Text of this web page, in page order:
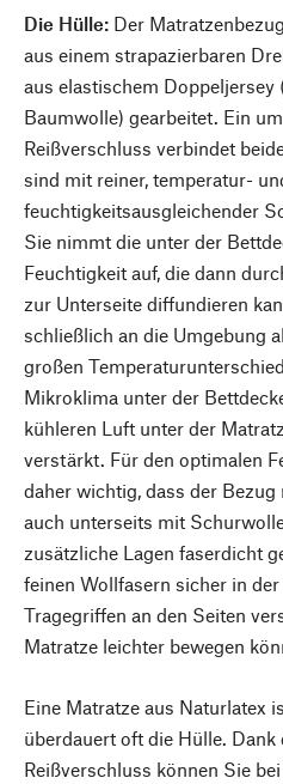
Die Hülle: Der
aus einem strapazierbaren
aus elastischem Doppeljersey
Baumwolle) gearbeitet. Ein
Reißverschluss verbindet
sind mit reiner, temperatur-
feuchtigkeitsausgleichender
Sie nimmt die unter der
Feuchtigkeit auf, die dann
zur Unterseite diffundieren
schließlich an die Umgebung
großen
Mikroklima unter der
kühleren Luft unter der
verstärkt. Für den optimalen
daher wichtig, dass der
auch unterseits mit
zusätzliche Lagen faserdicht
feinen Wollfasern sicher in
Tragegriffen an den Seiten
Matratze leichter bewegen
Eine Matratze aus Naturlatex
überdauert oft die Hülle.
Reißverschluss können Sie